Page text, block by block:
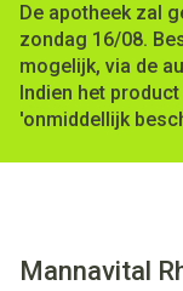
De apotheek zal
zondag 16/08.
mogelijk, via de
Indien het
'onmiddellijk
Mannavital